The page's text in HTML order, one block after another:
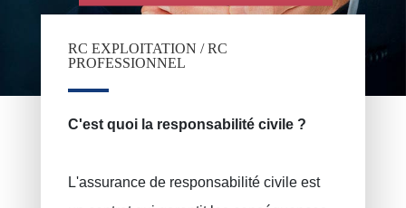
RC EXPLOITATION / RC
PROFESSIONNEL
C'est quoi la responsabilité civile ?
L'assurance de responsabilité civile est
Assurances soins de santé
Assurance familiale
Assurance funéraire
BALAN Gabriel
TILITA Alexandru